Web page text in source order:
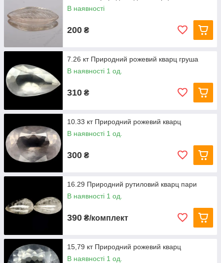
В наявності
200 ₴
7.26 кт Природний рожевий кварц груша
В наявності 1 од.
310 ₴
10.33 кт Природний рожевий кварц
В наявності 1 од.
300 ₴
16.29 Природний рутиловий кварц пари
В наявності 1 од.
390 ₴/комплект
15,79 кт Природний рожевий кварц
В наявності 1 од.